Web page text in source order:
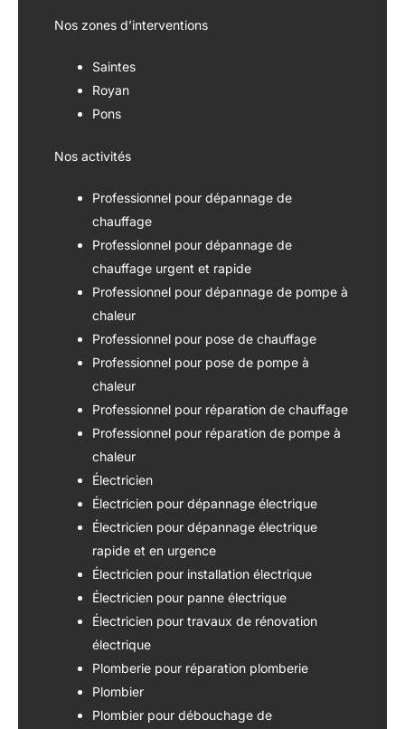
Nos zones d’interventions
Saintes
Royan
Pons
Nos activités
Professionnel pour dépannage de
chauffage
Professionnel pour dépannage de
chauffage urgent et rapide
Professionnel pour dépannage de pompe à
chaleur
Professionnel pour pose de chauffage
Professionnel pour pose de pompe à
chaleur
Professionnel pour réparation de chauffage
Professionnel pour réparation de pompe à
chaleur
Électricien
Électricien pour dépannage électrique
Électricien pour dépannage électrique
rapide et en urgence
Électricien pour installation électrique
Électricien pour panne électrique
Électricien pour travaux de rénovation
électrique
Plomberie pour réparation plomberie
Plombier
Plombier pour débouchage de